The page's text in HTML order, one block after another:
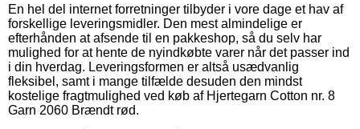
En hel del internet forretninger tilbyder i vore dage et hav af
forskellige leveringsmidler. Den mest almindelige er
efterhånden at afsende til en pakkeshop, så du selv har
mulighed for at hente de nyindkøbte varer når det passer ind
i din hverdag. Leveringsformen er altså usædvanlig
fleksibel, samt i mange tilfælde desuden den mindst
kostelige fragtmulighed ved køb af Hjertegarn Cotton nr. 8
Garn 2060 Brændt rød.